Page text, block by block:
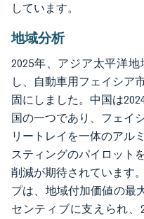
しています。
地域分析
2025年、アジア太平洋
し、自動車用フェイシア
固にしました。中国は
国の一つであり、フェイ
リートレイを一体のアル
スティングのパイロット
削減が期待されています
プは、地域付加価値の最
センティブに支えられ、